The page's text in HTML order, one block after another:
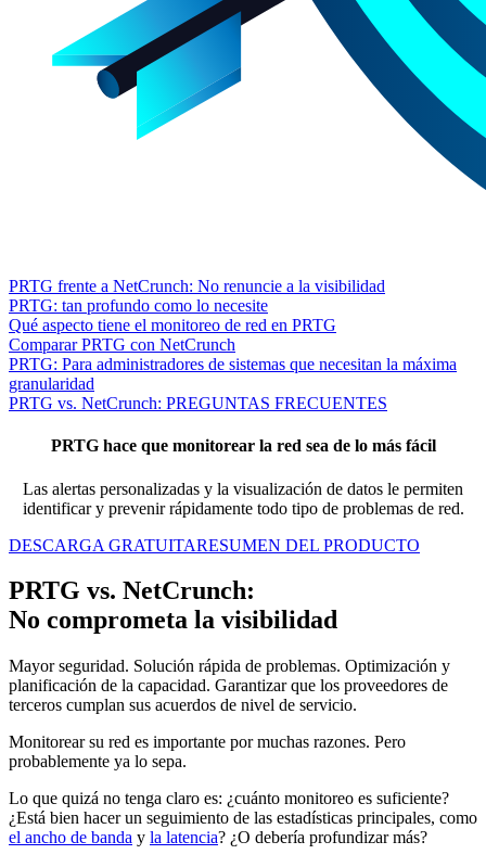
PRTG frente a NetCrunch: No renuncie a la visibilidad
PRTG: tan profundo como lo necesite
Qué aspecto tiene el monitoreo de red en PRTG
Comparar PRTG con NetCrunch
PRTG: Para administradores de sistemas que necesitan la máxima
granularidad
PRTG vs. NetCrunch: PREGUNTAS FRECUENTES
PRTG hace que monitorear la red sea de lo más fácil
Las alertas personalizadas y la visualización de datos le permiten
identificar y prevenir rápidamente todo tipo de problemas de red.
DESCARGA GRATUITARESUMEN DEL PRODUCTO
PRTG vs. NetCrunch:
No comprometa la visibilidad
Mayor seguridad. Solución rápida de problemas. Optimización y
planificación de la capacidad. Garantizar que los proveedores de
terceros cumplan sus acuerdos de nivel de servicio.
Monitorear su red es importante por muchas razones. Pero
probablemente ya lo sepa.
Lo que quizá no tenga claro es: ¿cuánto monitoreo es suficiente?
¿Está bien hacer un seguimiento de las estadísticas principales, como
el ancho de banda y la latencia? ¿O debería profundizar más?